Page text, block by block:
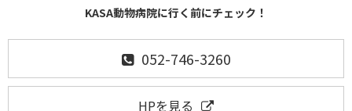
KASA動物病院に行く前にチェック！
052-746-3260
HPを見る